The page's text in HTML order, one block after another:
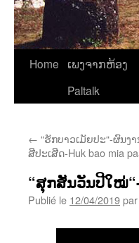
Home
ເພງຈາກຫ້ອງ
Paltalk
← “ຮັກບາວເມັຍປະ“-ຜົນ
ສີປະເສີດ-Huk bao mia
“ສຸກສັນວັນປີໃໝ່
Publié le 12/04/2019par